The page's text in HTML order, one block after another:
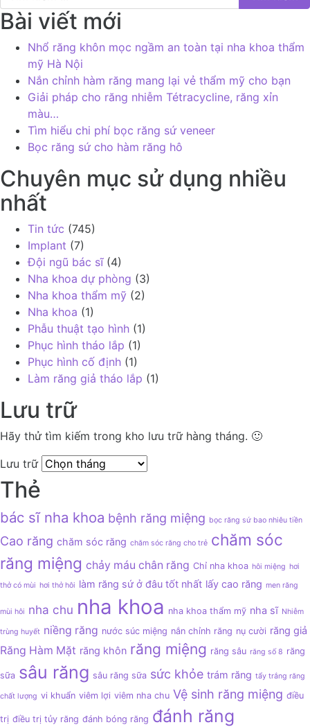
chu
Nắn
chỉnh
Răng
trẻ em
Làm
răng
giả
tháo
lắp
Tiểu
phẫu
Phẫu
thuật
tạo
hình
Bảng
giá
Tin
tức
Đội
ngũ
bác
Đặt
khám
Bài viết mới
Nhổ răng khôn mọc ngầm an toàn tại nha khoa thẩm
mỹ Hà Nội
Nắn chỉnh hàm răng mang lại vẻ thẩm mỹ cho bạn
Giải pháp cho răng nhiễm Tétracycline, răng xỉn
màu…
Tìm hiểu chi phí bọc răng sứ veneer
Bọc răng sứ cho hàm răng hô
Chuyên mục sử dụng nhiều
nhất
Tin tức (745)
Implant (7)
Đội ngũ bác sĩ(4)
Nha khoa dự phòng (3)
Nha khoa thẩm mỹ (2)
Nha khoa (1)
Phẫu thuật tạo hình (1)
Phục hình tháo lắp (1)
Phục hình cố định (1)
Làm răng giả tháo lắp (1)
Lưu trữ
Hãy thử tìm kiếm trong kho lưu trữ hàng tháng. 🙂
Lưu trữ
Thẻ
bác sĩ nha khoa bệnh răng miệng bọc răng sứ bao nhiêu tiền
Cao răng chăm sóc răng chăm sóc răng cho trẻ chăm sóc
răng miệng chảy máu chân răng Chỉ nha khoa hôi miệng hơi
thở có mùi hơi thở hôi làm răng sứ ở đâu tốt nhất lấy cao răng men răng
mùi hôi nha chu nha khoa nha khoa thẩm mỹ nha sĩ Nhiễm
trùng huyết niềng răng nước súc miệng nắn chỉnh răng nụ cười răng giả
Răng Hàm Mặt răng khôn răng miệng răng sâu răng số 8 răng
sữa sâu răng sâu răng sữa sức khỏe trám răng tẩy trắng răng
chất lượng vi khuẩn viêm lợi viêm nha chu Vệ sinh răng miệng điều
trị điều trị tủy răng đánh bóng răng đánh răng